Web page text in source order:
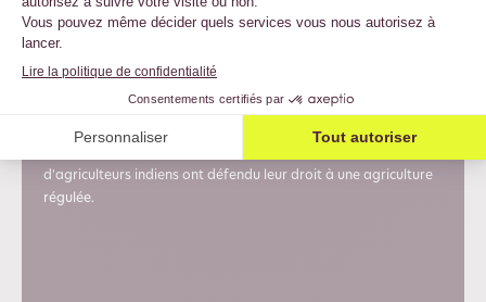
Inde : les paysannes et les
paysans sèment la révolution
d'agriculteurs indiens ont défendu leur droit à une agriculture
régulée.